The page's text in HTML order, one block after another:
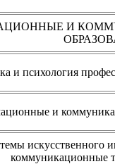
И
и психология
и
искусственного
коммуникационные